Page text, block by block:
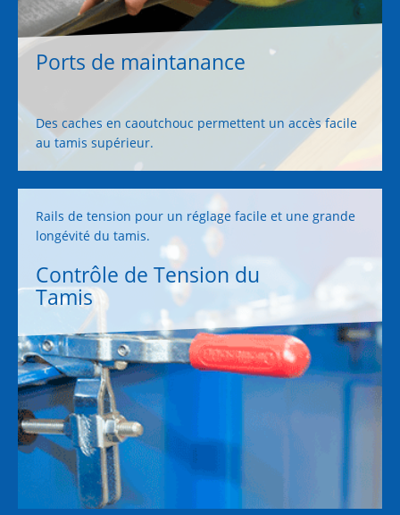
Ports de maintanance
Des caches en caoutchouc permettent un accès facile
au tamis supérieur.
Contrôle de Tension du
Tamis
Rails de tension pour un réglage facile et une grande
longévité du tamis.